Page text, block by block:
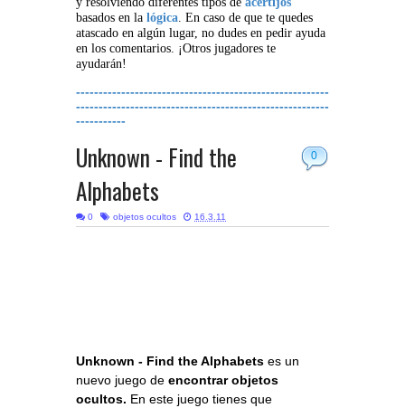
basados en la lógica. En caso de que te quedes
atascado en algún lugar, no dudes en pedir ayuda
en los comentarios. ¡Otros jugadores te
ayudarán!
--------------------------------------------------------
--------------------------------------------------------
-----------
0
Unknown - Find the
Alphabets
0 objetos ocultos 16.3.11
Unknown - Find the Alphabets es un
nuevo juego de encontrar objetos
ocultos. En este juego tienes que